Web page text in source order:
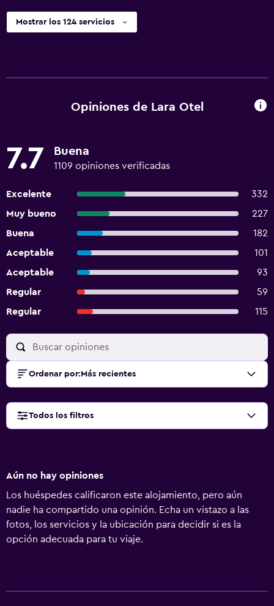
Mostrar los 124 servicios
Opiniones de Lara Otel
7.7 Buena
1109 opiniones verificadas
Excelente
332
Muy bueno
227
Buena
182
Aceptable
101
Aceptable
93
Regular
59
Regular
115
Ordenar por: Más recientes
Todos los filtros
Aún no hay opiniones
Los huéspedes calificaron este alojamiento, pero aún
nadie ha compartido una opinión. Echa un vistazo a las
fotos, los servicios y la ubicación para decidir si es la
opción adecuada para tu viaje.